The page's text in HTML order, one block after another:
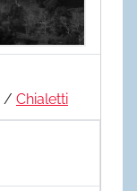
/ Chialetti